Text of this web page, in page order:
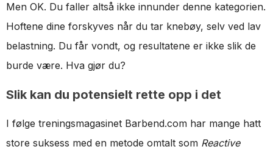
Men OK. Du faller altså ikke innunder denne kategorien.
Hoftene dine forskyves når du tar knebøy, selv ved lav
belastning. Du får vondt, og resultatene er ikke slik de
burde være. Hva gjør du?
Slik kan du potensielt rette opp i det
I følge treningsmagasinet Barbend.com har mange hatt
store suksess med en metode omtalt som Reactive